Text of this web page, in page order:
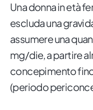
Una donna in età
escluda una
assumere una
mg/die, a partire
concepimento
(periodo